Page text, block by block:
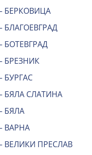
БЕРКОВИЦА
БЛАГОЕВГРАД
БОТЕВГРАД
БРЕЗНИК
БУРГАС
БЯЛА СЛАТИНА
БЯЛА
ВАРНА
ВЕЛИКИ ПРЕСЛАВ